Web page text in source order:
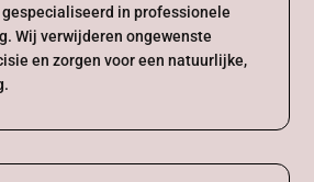
in professionele
Wij verwijderen ongewenste
en zorgen voor een natuurlijke,